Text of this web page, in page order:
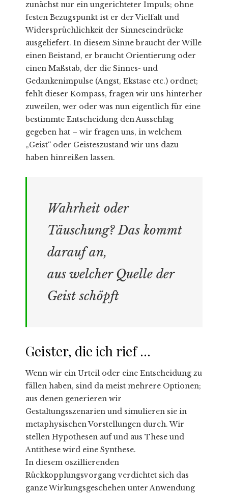
zunächst nur ein ungerichteter Impuls; ohne
festen Bezugspunkt ist er der Vielfalt und
Widersprüchlichkeit der Sinneseindrücke
ausgeliefert. In diesem Sinne braucht der Wille
einen Beistand, er braucht Orientierung oder
einen Maßstab, der die Sinnes- und
Gedankenimpulse (Angst, Ekstase etc.) ordnet;
fehlt dieser Kompass, fragen wir uns hinterher
zuweilen, wer oder was nun eigentlich für eine
bestimmte Entscheidung den Ausschlag
gegeben hat – wir fragen uns, in welchem
„Geist“ oder Geisteszustand wir uns dazu
haben hinreißen lassen.
Wahrheit oder
Täuschung? Das kommt
darauf an,
aus welcher Quelle der
Geist schöpft
Geister, die ich rief …
Wenn wir ein Urteil oder eine Entscheidung zu
fällen haben, sind da meist mehrere Optionen;
aus denen generieren wir
Gestaltungsszenarien und simulieren sie in
metaphysischen Vorstellungen durch. Wir
stellen Hypothesen auf und aus These und
Antithese wird eine Synthese.
In diesem oszillierenden
Rückkopplungsvorgang verdichtet sich das
ganze Wirkungsgeschehen unter Anwendung